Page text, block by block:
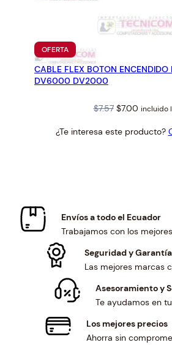
OFERTAPRODUCTO
EN
OFERTA
CABLE FLEX BOTON
DV6000 DV2000
$7.57 Original
was:
$7.00Current
is:
incluido
¿Te interesa este producto?
Envíos a todo el Ecuador
Trabajamos con los
Seguridad y Garantía
Las mejores marcas
Asesoramiento y
Te ayudamos en
Los mejores precios
Ahorra sin